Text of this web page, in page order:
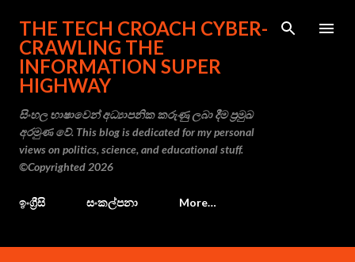
Skip to main content
THE TECH CROACH CYBER-
CRAWLING THE
INFORMATION SUPER
HIGHWAY
සිංහල භාෂාවෙන් අධ්‍යාපනික කරුණු ලබා දීම ප්‍රමුඛ
අරමුණ වේ. This blog is dedicated for my personal
views on politics, science, and educational stuff.
©Copyrighted 2026
ඉංග්‍රීසි සංකල්පනා More…